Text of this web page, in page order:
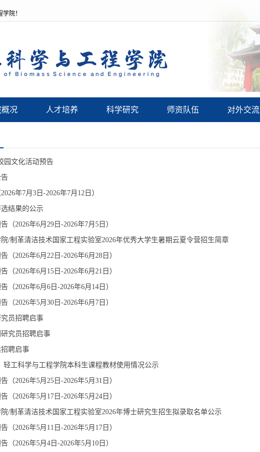
院！
概况 人才培养 科学研究 师资队伍 对外交流
园文化活动预告
年7月3日-2026年7月12日）
结果的公示
（2026年6月29日-2026年7月5日）
/制革清洁技术国家工程实验室2026年优秀大学生暑期云夏令营招生简章
（2026年6月22日-2026年6月28日）
（2026年6月15日-2026年6月21日）
（2026年6月6日-2026年6月14日）
（2026年5月30日-2026年6月7日）
员招聘启事
究员招聘启事
聘启事
轻工科学与工程学院本科生课程教材使用情况公示
（2026年5月25日-2026年5月31日）
（2026年5月17日-2026年5月24日）
/制革清洁技术国家工程实验室2026年博士研究生招生拟录取名单公示
（2026年5月11日-2026年5月17日）
（2026年5月4日-2026年5月10日）